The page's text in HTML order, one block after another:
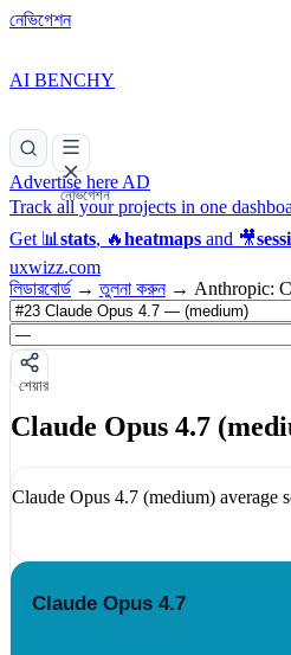
নেভিগেশন
AI BENCHY
নেভিগেশন
Advertise here AD
Track all your projects in one
Get 📊 stats, 🔥heatmaps and 🎥
uxwizz.com
লিডারবোর্ড → তুলনা করুন → Anthropic:
শেয়ার
Claude Opus 4.7
Claude Opus 4.7 (medium) average
Claude Opus 4.7